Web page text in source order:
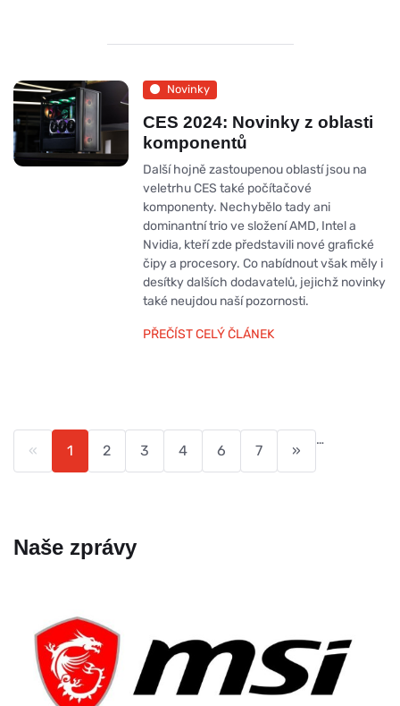
Novinky
CES 2024: Novinky z oblasti
komponentů
Další hojně zastoupenou oblastí jsou na
veletrhu CES také počítačové
komponenty. Nechybělo tady ani
dominantní trio ve složení AMD, Intel a
Nvidia, kteří zde představili nové grafické
čipy a procesory. Co nabídnout však měly i
desítky dalších dodavatelů, jejichž novinky
také neujdou naší pozornosti.
PŘEČÍST CELÝ ČLÁNEK
« 1 2 3 4
…
6 7 »
Naše zprávy